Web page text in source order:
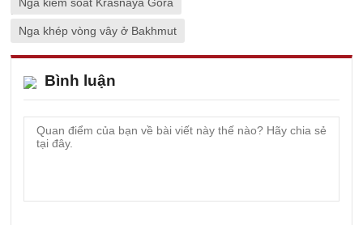
Nga khép vòng vây ở Bakhmut
Bình luận